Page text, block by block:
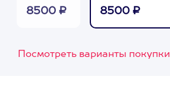
8500 ₽ 8500 ₽
Посмотреть варианты покупки